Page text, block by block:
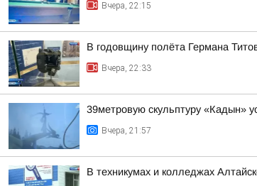
Вчера, 22:15
В годовщину полёта Германа
Вчера, 22:33
39метровую скульптуру «Кадын»
Вчера, 21:57
В техникумах и колледжах